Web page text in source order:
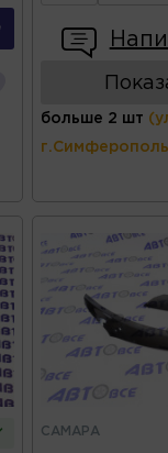
больше 2 шт
САМАРА